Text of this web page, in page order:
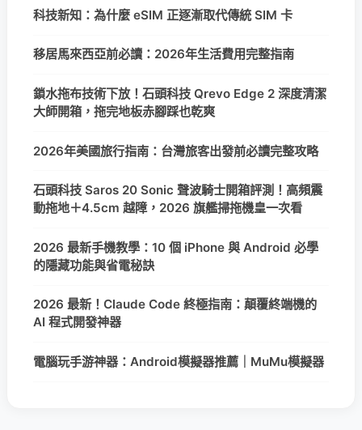
科技新知：為什麼 eSIM 正逐漸取代傳統 SIM 卡
移居馬來西亞前必讀：2026年生活費用完整指南
鎖水拖布技術下放！石頭科技 Qrevo Edge 2 深度清潔
大師開箱，拖完地板赤腳踩也乾爽
2026年美國旅行指南：台灣旅客出發前必讀完整攻略
石頭科技 Saros 20 Sonic 聲波騎士開箱評測！高頻震
動拖地＋4.5cm 越障，2026 旗艦掃拖機皇一次看
2026 最新手機教學：10 個 iPhone 與 Android 必學
的隱藏功能與省電秘訣
2026 最新！Claude Code 終極指南：顛覆終端機的
AI 程式開發神器
電腦玩手游神器：Android模擬器推薦｜MuMu模擬器